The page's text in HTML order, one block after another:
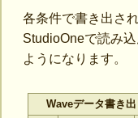
各条件で書き出さ
StudioOneで読み
ようになります。
Waveデータ書き出